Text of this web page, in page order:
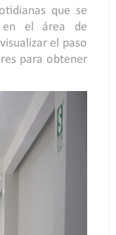
que se
en el área de
el paso
para obtener